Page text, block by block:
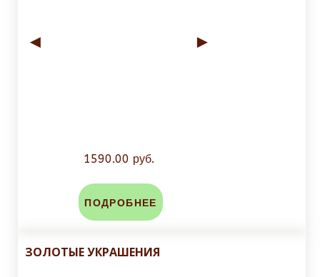
◄ ►
1590.00 руб.
ПОДРОБНЕЕ
ЗОЛОТЫЕ УКРАШЕНИЯ